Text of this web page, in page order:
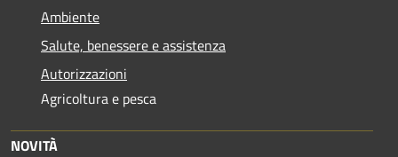
Ambiente
Salute, benessere e assistenza
Autorizzazioni
Agricoltura e pesca
NOVITÀ